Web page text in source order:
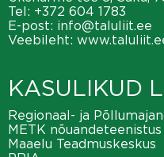
Tel: +372 604 1783
E-post: info@taluliit.ee
Veebileht:
KASULIKUD
Regionaal- ja
METK nõuandeteenistus
Maaelu Teadmuskeskus